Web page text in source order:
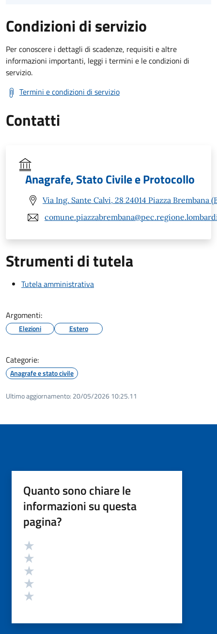
Condizioni di servizio
Per conoscere i dettagli di scadenze, requisiti e altre
informazioni importanti, leggi i termini e le condizioni di
servizio.
Termini e condizioni di servizio
Contatti
Anagrafe, Stato Civile e Protocollo
Via Ing. Sante Calvi, 28 24014 Piazza Brembana
Strumenti di tutela
Tutela amministrativa
Argomenti:
Elezioni Estero
Categorie:
Anagrafe e stato civile
Ultimo aggiornamento: 20/05/2026 10:25.11
Quanto sono chiare le
informazioni su questa
pagina?
Valutazione